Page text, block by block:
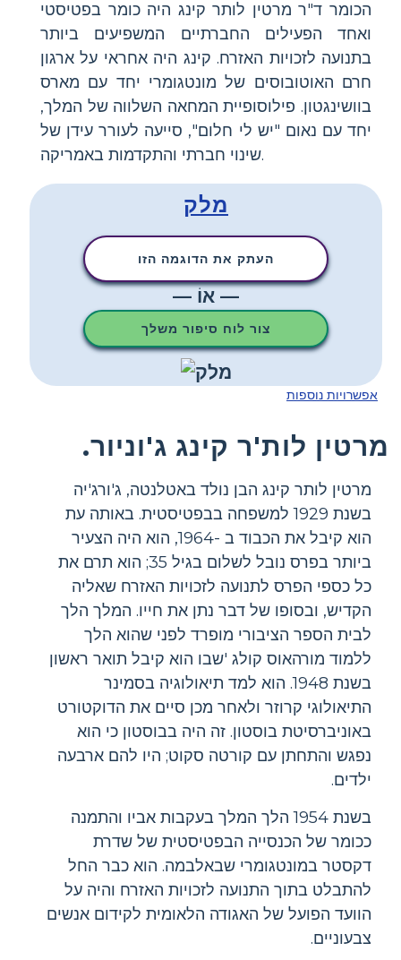
הכומר ד"ר מרטין לותר קינג היה כומר בפטיסטי
ואחד הפעילים החברתיים המשפיעים ביותר
בתנועה לזכויות האזרח. קינג היה אחראי על ארגון
חרם האוטובוסים של מונטגומרי יחד עם מארס
בוושינגטון. פילוסופיית המחאה השלווה של המלך,
יחד עם נאום "יש לי חלום", סייעה לעורר עידן של
שינוי חברתי והתקדמות באמריקה.
מלק
העתק את הדוגמה הזו
— אוֹ —
צור לוח סיפור משלך
אפשרויות נוספות
מרטין לות'ר קינג ג'וניור.
מרטין לותר קינג הבן נולד באטלנטה, ג'ורג'יה
בשנת 1929 למשפחה בבפטיסטית. באותה עת
הוא קיבל את הכבוד ב -1964, הוא היה הצעיר
ביותר בפרס נובל לשלום בגיל 35; הוא תרם את
כל כספי הפרס לתנועה לזכויות האזרח שאליה
הקדיש, ובסופו של דבר נתן את חייו. המלך הלך
לבית הספר הציבורי מופרד לפני שהוא הלך
ללמוד מורהאוס קולג 'שבו הוא קיבל תואר ראשון
בשנת 1948. הוא למד תיאולוגיה בסמינר
התיאולוגי קרוזר ולאחר מכן סיים את הדוקטורט
באוניברסיטת בוסטון. זה היה בבוסטון כי הוא
נפגש והתחתן עם קורטה סקוט; היו להם ארבעה
ילדים.
בשנת 1954 הלך המלך בעקבות אביו והתמנה
ככומר של הכנסייה הבפטיסטית של שדרת
דקסטר במונטגומרי שבאלבמה. הוא כבר החל
להתבלט בתוך התנועה לזכויות האזרח והיה על
הוועד הפועל של האגודה הלאומית לקידום אנשים
צבעוניים.